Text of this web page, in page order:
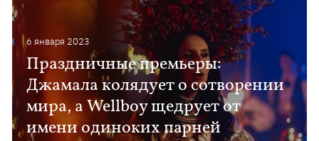
6 января 2023
Праздничные премьеры:
Джамала колядует о сотворении
мира, а Wellboy щедрует от
имени одиноких парней